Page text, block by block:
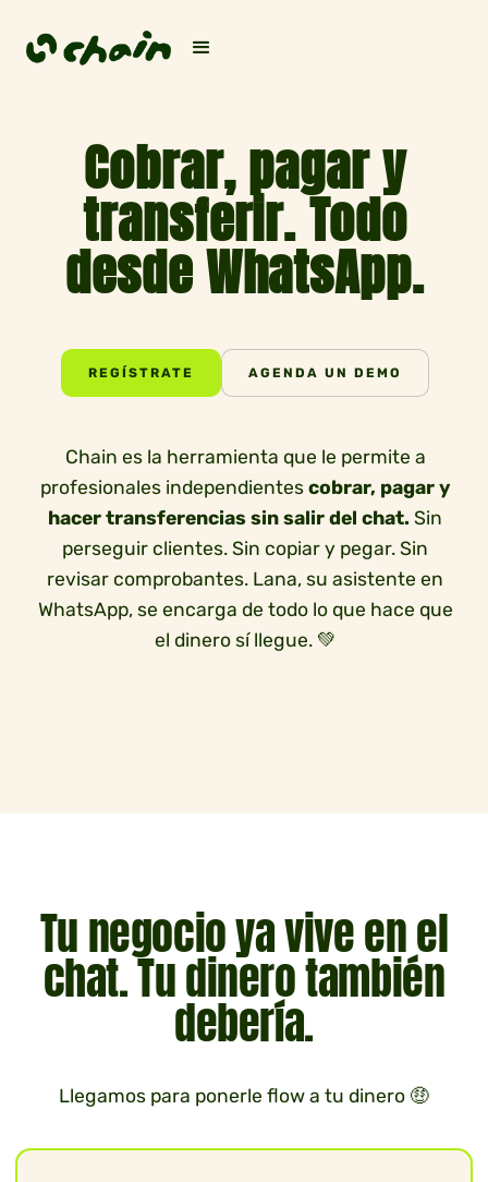
Cobrar, pagar y
transferir.Todo
desde WhatsApp.
REGÍSTRATE AGENDA UN DEMO
Chain es la herramienta que le permite a
profesionales independientes cobrar, pagar y
hacer transferencias sin salir del chat. Sin
perseguir clientes. Sin copiar y pegar. Sin
revisar comprobantes. Lana, su asistente en
WhatsApp, se encarga de todo lo que hace que
el dinero sí llegue. 💚
Tu negocio ya vive en el
chat. Tu dinero también
debería.
Llegamos para ponerle flow a tu dinero 🤑